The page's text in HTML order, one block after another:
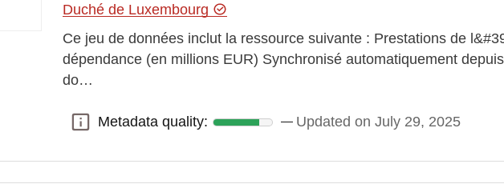
Duché de Luxembourg
Ce jeu de données inclut la ressource suivante : Prestations de
dépendance (en millions EUR) Synchronisé automatiquement
do…
Metadata quality:
Metadata quality: Updated on July 29, 2025